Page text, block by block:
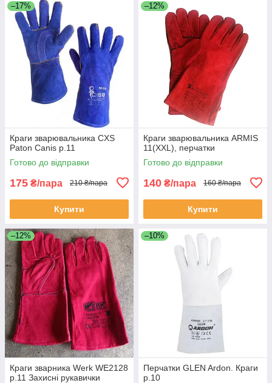
–17%
Краги зварювальника CXS
Paton Canis р.11
Готово до відправки
175 ₴/пара 210 ₴/пара
Купити
–12%
Краги зварювальника ARMIS
11(ХXL), перчатки
Готово до відправки
140 ₴/пара 160 ₴/пара
Купити
–12%
Краги зварника Werk WE2128
р.11 Захисні рукавички
–10%
Перчатки GLEN Ardon. Краги
р.10